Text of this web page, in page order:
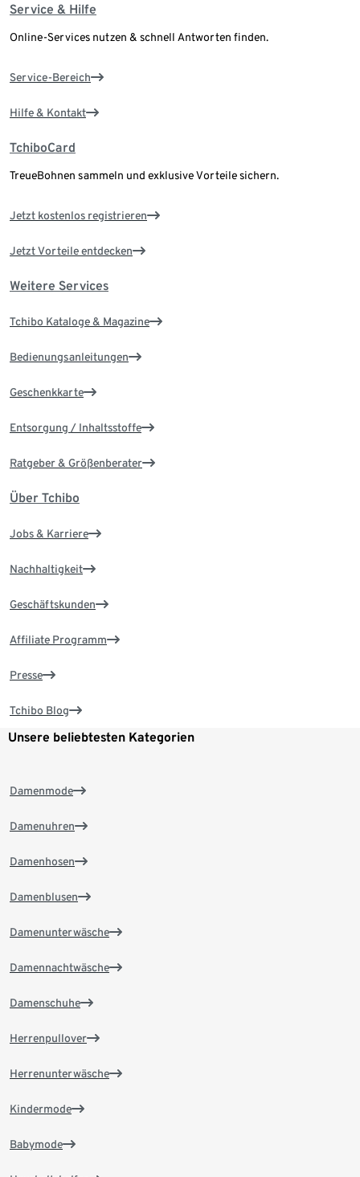
Service & Hilfe
Online-Services nutzen & schnell Antworten finden.
Service-Bereich
Hilfe & Kontakt
TchiboCard
TreueBohnen sammeln und exklusive Vorteile sichern.
Jetzt kostenlos registrieren
Jetzt Vorteile entdecken
Weitere Services
Tchibo Kataloge & Magazine
Bedienungsanleitungen
Geschenkkarte
Entsorgung / Inhaltsstoffe
Ratgeber & Größenberater
Über Tchibo
Jobs & Karriere
Nachhaltigkeit
Geschäftskunden
Affiliate Programm
Presse
Tchibo Blog
Unsere beliebtesten Kategorien
Damenmode
Damenuhren
Damenhosen
Damenblusen
Damenunterwäsche
Damennachtwäsche
Damenschuhe
Herrenpullover
Herrenunterwäsche
Kindermode
Babymode